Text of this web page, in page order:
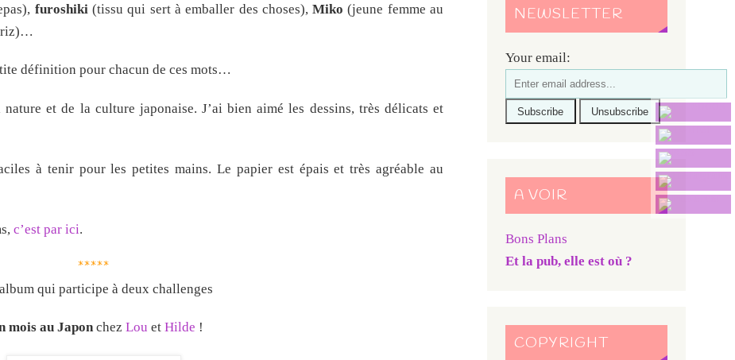
furoshiki (tissu qui sert à emballer des choses),Miko (jeune femme au
riz)…
définition pour chacun de ces mots…
et de la culture japonaise. J’ai bien aimé les dessins, très délicats et
à tenir pour les petites mains. Le papier est épais et très agréable au
c’est par ici.
*****
qui participe à deux challenges
mois au Japonchez Lou et Hilde !
NEWSLETTER
Your email:
A VOIR
Bons Plans
Et la pub, elle est où ?
COPYRIGHT